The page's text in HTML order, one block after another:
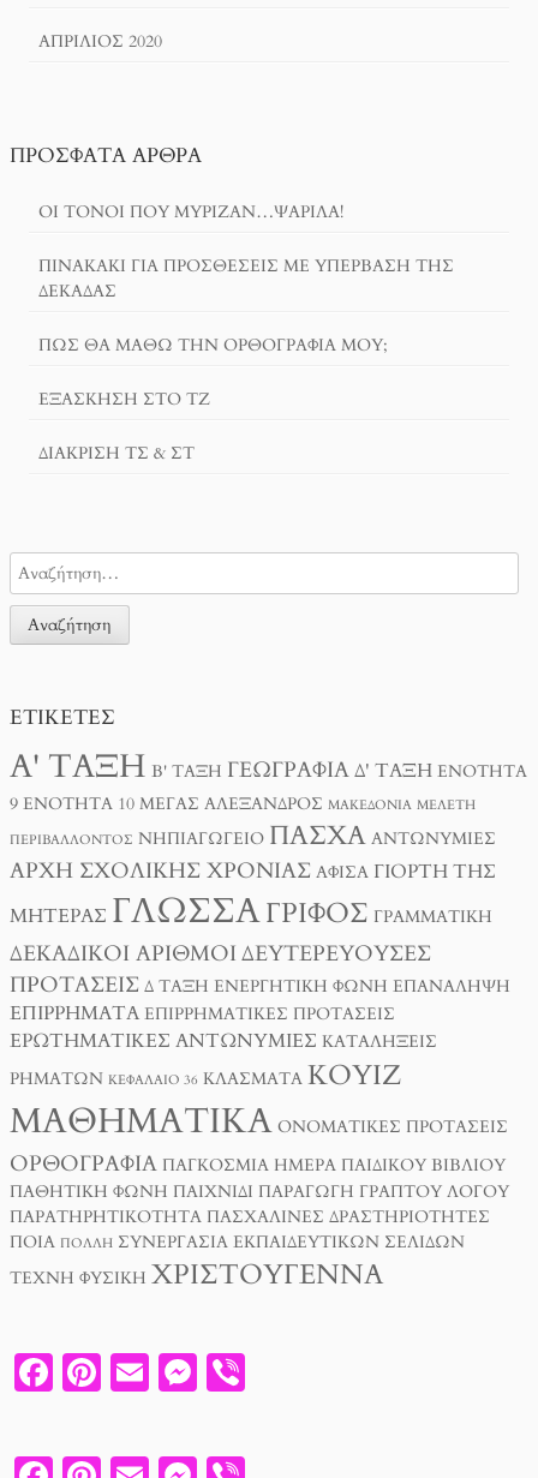
ΑΠΡΊΛΙΟΣ 2020
ΠΡΌΣΦΑΤΑ ΆΡΘΡΑ
ΟΙ ΤΌΝΟΙ ΠΟΥ ΜΎΡΙΖΑΝ…ΨΑΡΊΛΑ!
ΠΙΝΑΚΆΚΙ ΓΙΑ ΠΡΟΣΘΈΣΕΙΣ ΜΕ ΥΠΈΡΒΑΣΗ ΤΗΣ
ΔΕΚΆΔΑΣ
ΠΏΣ ΘΑ ΜΆΘΩ ΤΗΝ ΟΡΘΟΓΡΑΦΊΑ ΜΟΥ;
ΕΞΆΣΚΗΣΗ ΣΤΟ ΤΖ
ΔΙΆΚΡΙΣΗ ΤΣ & ΣΤ
ΕΤΙΚΈΤΕΣ
Α' ΤΆΞΗ Β' ΤΆΞΗ ΓΕΩΓΡΑΦΊΑΔ' ΤΆΞΗ ΕΝΌΤΗΤΑ
9 ΕΝΌΤΗΤΑ 10 ΜΈΓΑΣ ΑΛΈΞΑΝΔΡΟΣ ΜΑΚΕΔΟΝΊΑ ΜΕΛΈΤΗ
ΠΕΡΙΒΆΛΛΟΝΤΟΣ ΝΗΠΙΑΓΩΓΕΊΟ ΠΆΣΧΑ ΑΝΤΩΝΥΜΊΕΣ
ΑΡΧΉ ΣΧΟΛΙΚΉΣ ΧΡΟΝΙΆΣ ΑΦΊΣΑ ΓΙΟΡΤΉ ΤΗΣ
ΜΗΤΈΡΑΣ ΓΛΏΣΣΑΓΡΊΦΟΣ ΓΡΑΜΜΑΤΙΚΉ
ΔΕΚΑΔΙΚΟΊ ΑΡΙΘΜΟΊ ΔΕΥΤΕΡΕΎΟΥΣΕΣ
ΠΡΟΤΆΣΕΙΣ Δ ΤΑΞΗ ΕΝΕΡΓΗΤΙΚΉ ΦΩΝΉ ΕΠΑΝΆΛΗΨΗ
ΕΠΙΡΡΉΜΑΤΑ ΕΠΙΡΡΗΜΑΤΙΚΈΣ ΠΡΟΤΆΣΕΙΣ
ΕΡΩΤΗΜΑΤΙΚΈΣ ΑΝΤΩΝΥΜΊΕΣ ΚΑΤΑΛΉΞΕΙΣ
ΡΗΜΆΤΩΝ ΚΕΦΆΛΑΙΟ 36 ΚΛΆΣΜΑΤΑ ΚΟΥΊΖ
ΜΑΘΗΜΑΤΙΚΆ ΟΝΟΜΑΤΙΚΈΣ ΠΡΟΤΆΣΕΙΣ
ΟΡΘΟΓΡΑΦΊΑ ΠΑΓΚΌΣΜΙΑ ΗΜΈΡΑ ΠΑΙΔΙΚΟΎ ΒΙΒΛΊΟΥ
ΠΑΘΗΤΙΚΉ ΦΩΝΉ ΠΑΙΧΝΊΔΙ ΠΑΡΑΓΩΓΉ ΓΡΑΠΤΟΎ ΛΌΓΟΥ
ΠΑΡΑΤΗΡΗΤΙΚΌΤΗΤΑ ΠΑΣΧΑΛΙΝΈΣ ΔΡΑΣΤΗΡΙΌΤΗΤΕΣ
ΠΟΙΑ ΠΟΛΛΉ ΣΥΝΕΡΓΑΣΊΑ ΕΚΠΑΙΔΕΥΤΙΚΏΝ ΣΕΛΊΔΩΝ
ΤΈΧΝΗ ΦΥΣΙΚΉ ΧΡΙΣΤΟΎΓΕΝΝΑ
F
C
PI
T
E
A
M
SS